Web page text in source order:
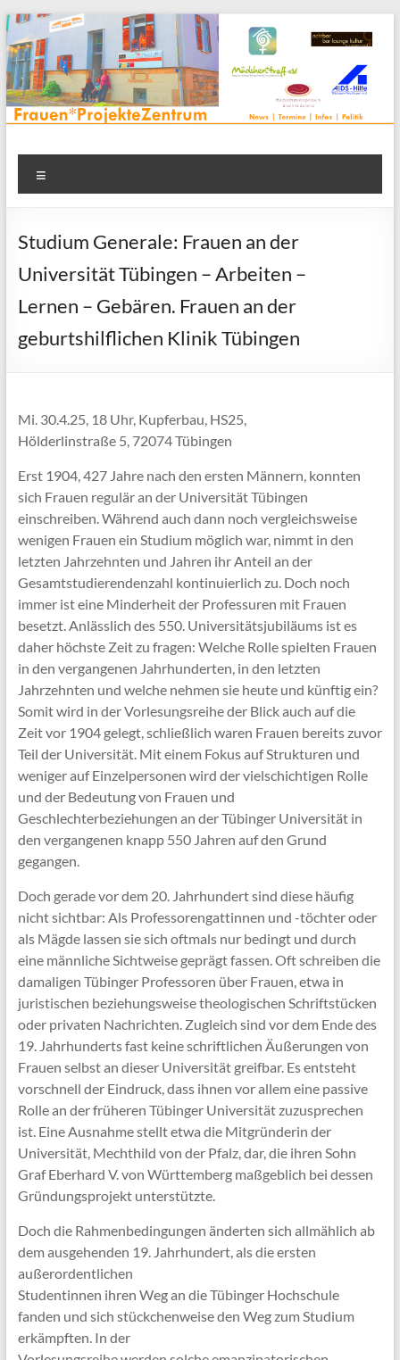
Zum
Inhalt
springen
Frauenprojektehaus wird
FrauenProjekteZentrum
Frauen* | Mädchen* | Projekte | Beratung | Veranstaltungen |
in einem Zentrum | Räume für alle | Projektarbeit | Begegnung
Studium Generale: Frauen an der
Universität Tübingen – Arbeiten –
Lernen – Gebären. Frauen an der
geburtshilflichen Klinik Tübingen
Mi. 30.4.25, 18 Uhr, Kupferbau, HS25,
Hölderlinstraße 5, 72074 Tübingen
Erst 1904, 427 Jahre nach den ersten Männern, konnten
sich Frauen regulär an der Universität Tübingen
einschreiben. Während auch dann noch vergleichsweise
wenigen Frauen ein Studium möglich war, nimmt in den
letzten Jahrzehnten und Jahren ihr Anteil an der
Gesamtstudierendenzahl kontinuierlich zu. Doch noch
immer ist eine Minderheit der Professuren mit Frauen
besetzt. Anlässlich des 550. Universitätsjubiläums ist es
daher höchste Zeit zu fragen: Welche Rolle spielten Frauen
in den vergangenen Jahrhunderten, in den letzten
Jahrzehnten und welche nehmen sie heute und künftig ein?
Somit wird in der Vorlesungsreihe der Blick auch auf die
Zeit vor 1904 gelegt, schließlich waren Frauen bereits zuvor
Teil der Universität. Mit einem Fokus auf Strukturen und
weniger auf Einzelpersonen wird der vielschichtigen Rolle
und der Bedeutung von Frauen und
Geschlechterbeziehungen an der Tübinger Universität in
den vergangenen knapp 550 Jahren auf den Grund
gegangen.
Doch gerade vor dem 20. Jahrhundert sind diese häufig
nicht sichtbar: Als Professorengattinnen und -töchter oder
als Mägde lassen sie sich oftmals nur bedingt und durch
eine männliche Sichtweise geprägt fassen. Oft schreiben die
damaligen Tübinger Professoren über Frauen, etwa in
juristischen beziehungsweise theologischen Schriftstücken
oder privaten Nachrichten. Zugleich sind vor dem Ende des
19. Jahrhunderts fast keine schriftlichen Äußerungen von
Frauen selbst an dieser Universität greifbar. Es entsteht
vorschnell der Eindruck, dass ihnen vor allem eine passive
Rolle an der früheren Tübinger Universität zuzusprechen
ist. Eine Ausnahme stellt etwa die Mitgründerin der
Universität, Mechthild von der Pfalz, dar, die ihren Sohn
Graf Eberhard V. von Württemberg maßgeblich bei dessen
Gründungsprojekt unterstützte.
Doch die Rahmenbedingungen änderten sich allmählich ab
dem ausgehenden 19. Jahrhundert, als die ersten
außerordentlichen
Studentinnen ihren Weg an die Tübinger Hochschule
fanden und sich stückchenweise den Weg zum Studium
erkämpften. In der